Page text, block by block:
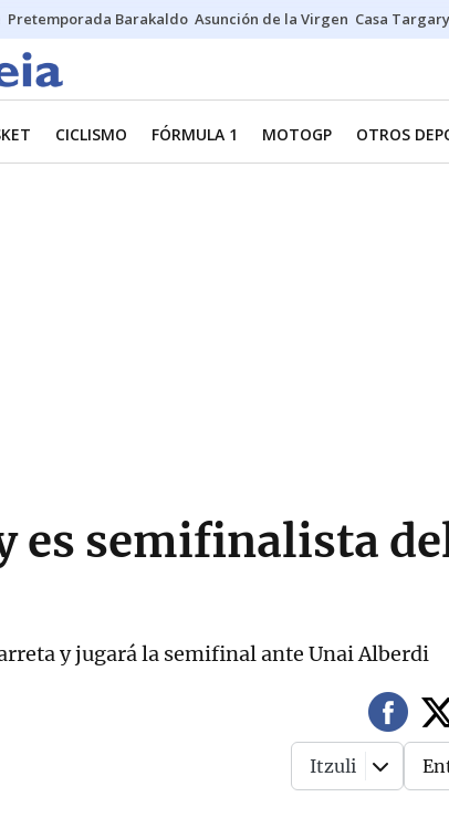
Pretemporada Barakaldo Asunción de la Virgen Casa
CICLISMO FÓRMULA 1 MOTOGP OTROS
es semifinalista
y jugará la semifinal ante Unai Alberdi
Itzuli